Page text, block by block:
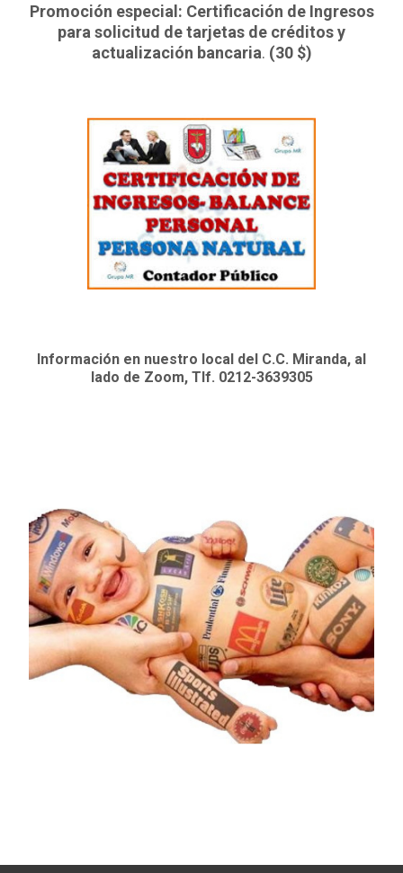
Promoción especial: Certificación de Ingresos
para solicitud de tarjetas de créditos y
actualización bancaria. (30 $)
Información en nuestro local del C.C. Miranda, al
lado de Zoom, Tlf. 0212-3639305